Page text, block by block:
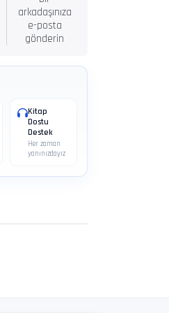
arkadaşınıza
e-posta
gönderin
Kitap
Dostu
Destek
Her zaman
yanınızdayız